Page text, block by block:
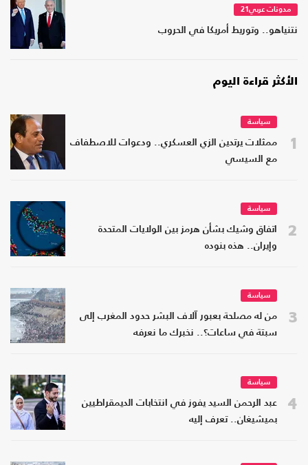
مدونات عربي21
نتنياهو.. وتوريط أمريكا في الحروب
الأكثر قراءة اليوم
1
سياسة
ممثلات يرتدين الزي العسكري.. ودعوات للاصطفاف
مع السيسي
2
سياسة
اتفاق وشيك بشأن هرمز بين الولايات المتحدة
وإيران.. هذه بنوده
3
سياسة
من له مصلحة بعبور آلاف البشر حدود المغرب إلى
سبتة في ساعات؟.. نخبرك ما نعرفه
4
سياسة
عبد الرحمن السيد يفوز في انتخابات الديمقراطيين
بميشيغان.. تعرف إليه